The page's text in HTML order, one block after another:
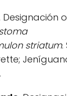
Designación
striatum.